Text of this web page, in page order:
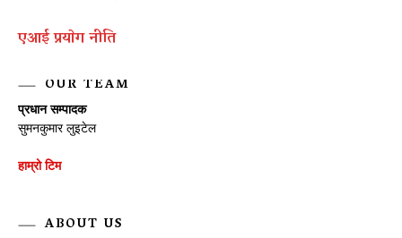
एआई प्रयाेग नीति
OUR TEAM
प्रधान सम्पादक
सुमनकुमार लुइटेल
हाम्रो टिम
ABOUT US